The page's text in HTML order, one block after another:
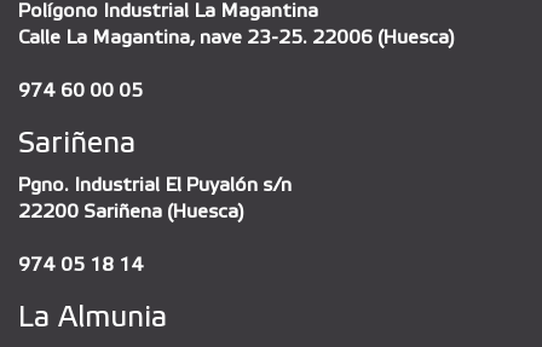
Polígono Industrial La Magantina
Calle La Magantina, nave 23-25. 22006 (Huesca)
974 60 00 05
Sariñena
Pgno. Industrial El Puyalón s/n
22200 Sariñena (Huesca)
974 05 18 14
La Almunia